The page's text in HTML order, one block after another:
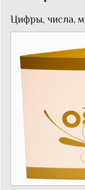
Кинообзор
Лаконизмы
Риторика
Слово гостям
Философские
Этот огромный
Цифры, числа,